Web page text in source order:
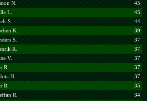
N.
45
L.
45
S.
44
K.
39
S.
37
R.
37
V.
37
R.
37
H.
37
R.
35
R.
34